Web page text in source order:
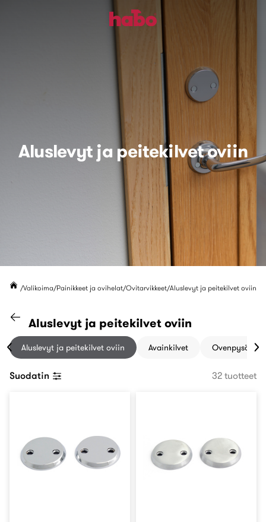
Aluslevyt ja peitekilvet oviin
Valikoima Painikkeet ja ovihelat Ovitarvikkeet Aluslevyt ja peitekilvet oviin
Siirry "Ovitarvikkeet" kategoriaan
Aluslevyt ja peitekilvet oviin
Aluslevyt ja peitekilvet oviin Avainkilvet
Suodatin 32 tuotteet